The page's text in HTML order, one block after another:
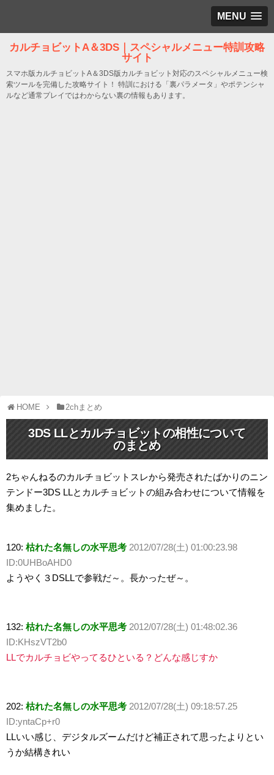
MENU
カルチョビットA＆3DS｜スペシャルメニュー特訓攻略
サイト
スマホ版カルチョビットA＆3DS版カルチョビット対応のスペシャルメニュー検
索ツールを完備した攻略サイト！ 特訓における「裏パラメータ」やポテンシャ
ルなど通常プレイではわからない裏の情報もあります。
HOME 2chまとめ
3DS LLとカルチョビットの相性について
のまとめ
2ちゃんねるのカルチョビットスレから発売されたばかりのニン
テンドー3DS LLとカルチョビットの組み合わせについて情報を
集めました。
120: 枯れた名無しの水平思考 2012/07/28(土) 01:00:23.98
ID:0UHBoAHD0
ようやく３DSLLで参戦だ～。長かったぜ～。
132: 枯れた名無しの水平思考 2012/07/28(土) 01:48:02.36
ID:KHszVT2b0
LLでカルチョビやってるひといる？どんな感じすか
202: 枯れた名無しの水平思考 2012/07/28(土) 09:18:57.25
ID:yntaCp+r0
LLいい感じ、デジタルズームだけど補正されて思ったよりとい
うか結構きれい